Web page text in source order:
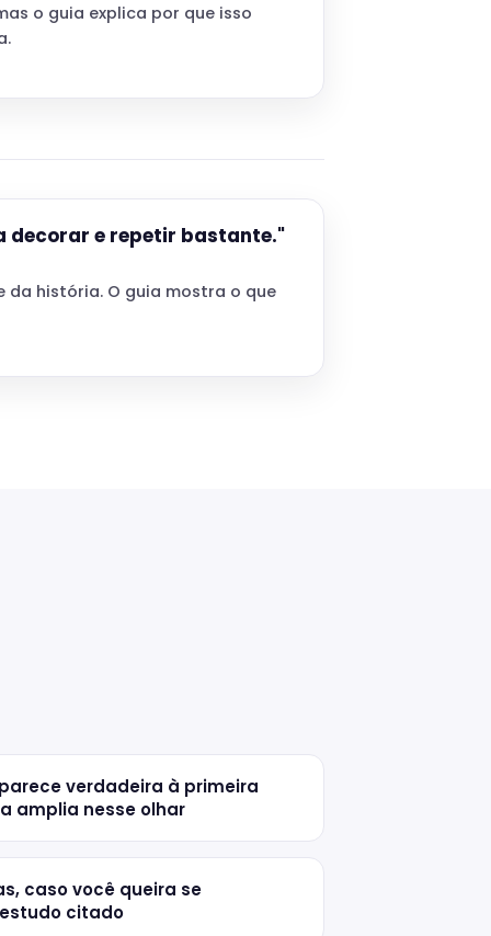
o guia explica por que isso
decorar e repetir bastante."
da história. O guia mostra o que
verdadeira à primeira
amplia nesse olhar
caso você queira se
citado